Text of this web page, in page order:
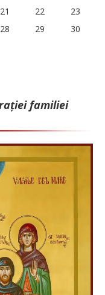
21 22
23
28 29
30
familiei